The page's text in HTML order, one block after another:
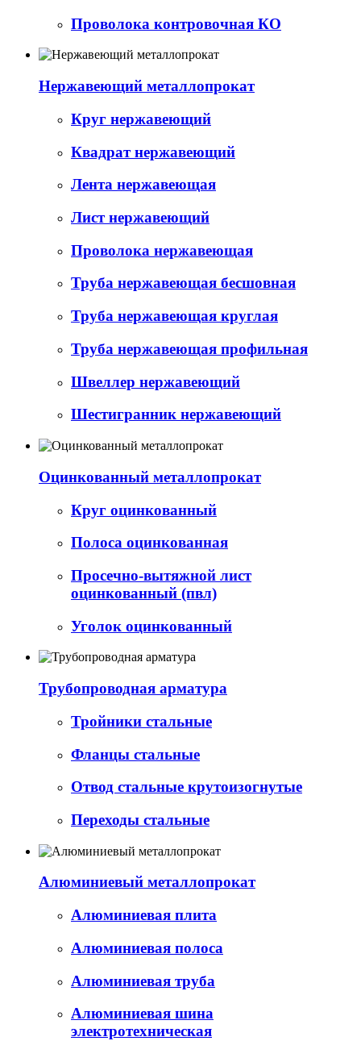
Проволока контровочная КО
Нержавеющий металлопрокат
Круг нержавеющий
Квадрат нержавеющий
Лента нержавеющая
Лист нержавеющий
Проволока нержавеющая
Труба нержавеющая бесшовная
Труба нержавеющая круглая
Труба нержавеющая профильная
Швеллер нержавеющий
Шестигранник нержавеющий
Оцинкованный металлопрокат
Круг оцинкованный
Полоса оцинкованная
Просечно-вытяжной лист
оцинкованный (пвл)
Уголок оцинкованный
Трубопроводная арматура
Тройники стальные
Фланцы стальные
Отвод стальные крутоизогнутые
Переходы стальные
Алюминиевый металлопрокат
Алюминиевая плита
Алюминиевая полоса
Алюминиевая труба
Алюминиевая шина
электротехническая